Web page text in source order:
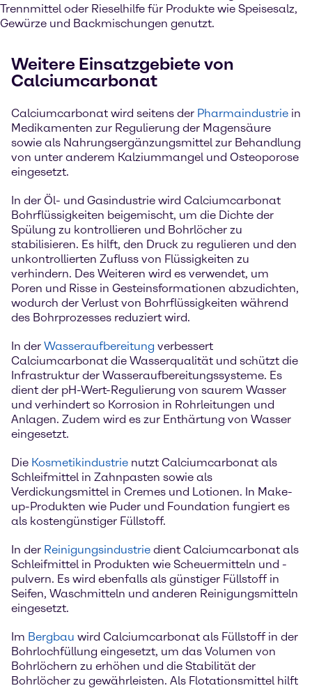
Trennmittel oder Rieselhilfe für Produkte wie Speisesalz,
Gewürze und Backmischungen genutzt.
Weitere Einsatzgebiete von
Calciumcarbonat
Calciumcarbonat wird seitens der Pharmaindustrie in
Medikamenten zur Regulierung der Magensäure
sowie als Nahrungsergänzungsmittel zur Behandlung
von unter anderem Kalziummangel und Osteoporose
eingesetzt.
In der Öl- und Gasindustrie wird Calciumcarbonat
Bohrflüssigkeiten beigemischt, um die Dichte der
Spülung zu kontrollieren und Bohrlöcher zu
stabilisieren. Es hilft, den Druck zu regulieren und den
unkontrollierten Zufluss von Flüssigkeiten zu
verhindern. Des Weiteren wird es verwendet, um
Poren und Risse in Gesteinsformationen abzudichten,
wodurch der Verlust von Bohrflüssigkeiten während
des Bohrprozesses reduziert wird.
In der Wasseraufbereitung verbessert
Calciumcarbonat die Wasserqualität und schützt die
Infrastruktur der Wasseraufbereitungssysteme. Es
dient der pH-Wert-Regulierung von saurem Wasser
und verhindert so Korrosion in Rohrleitungen und
Anlagen. Zudem wird es zur Enthärtung von Wasser
eingesetzt.
Die Kosmetikindustrie nutzt Calciumcarbonat als
Schleifmittel in Zahnpasten sowie als
Verdickungsmittel in Cremes und Lotionen. In Make-
up-Produkten wie Puder und Foundation fungiert es
als kostengünstiger Füllstoff.
In der Reinigungsindustrie dient Calciumcarbonat als
Schleifmittel in Produkten wie Scheuermitteln und -
pulvern. Es wird ebenfalls als günstiger Füllstoff in
Seifen, Waschmitteln und anderen Reinigungsmitteln
eingesetzt.
Im Bergbau wird Calciumcarbonat als Füllstoff in der
Bohrlochfüllung eingesetzt, um das Volumen von
Bohrlöchern zu erhöhen und die Stabilität der
Bohrlöcher zu gewährleisten. Als Flotationsmittel hilft